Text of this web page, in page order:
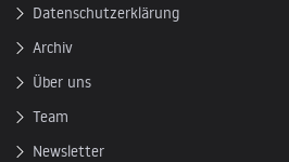
Datenschutzerklärung
Archiv
Über uns
Team
Newsletter